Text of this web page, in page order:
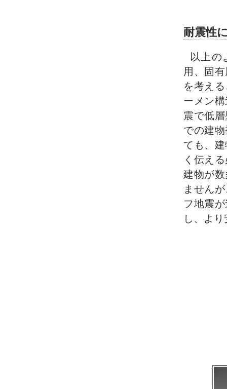
耐震性
以上の
用、固
を考え
ーメン
震で低
での建
ても、
く伝え
建物が
ません
フ地震
し、よ